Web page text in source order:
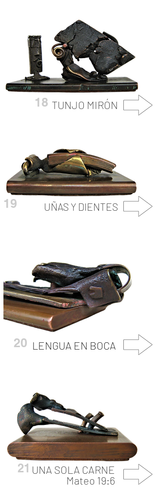
TUNJO MIRÓN
UNA SOLA CARNE
Mateo 19:6
LENGUA EN BOCA
18
20
21
UÑAS Y DIENTES
19